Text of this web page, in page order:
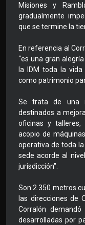
Misiones y
gradualmente
que se termine la
En referencia al
“es una gran
la IDM toda la
como patrimonio
Se trata de una
destinados a
oficinas y
acopio de
operativa de toda
sede acorde al
jurisdicción".
Son 2.350 metros
las direcciones de
Corralón
desarrolladas por